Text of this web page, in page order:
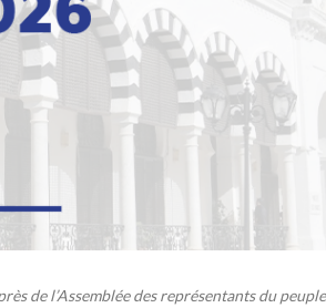
de l’Assemblée des représentants du